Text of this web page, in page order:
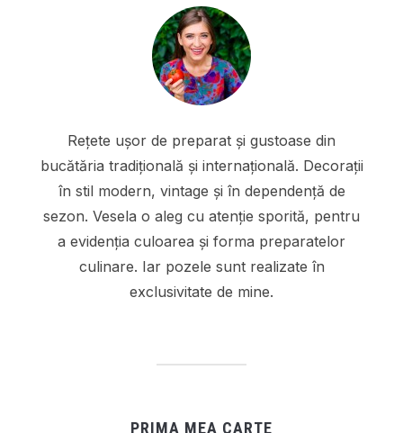
Rețete ușor de preparat și gustoase din
bucătăria tradițională și internațională. Decorații
în stil modern, vintage și în dependență de
sezon. Vesela o aleg cu atenție sporită, pentru
a evidenția culoarea și forma preparatelor
culinare. Iar pozele sunt realizate în
exclusivitate de mine.
PRIMA MEA CARTE